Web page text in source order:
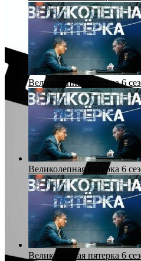
Великолепная пятерка 6
Великолепная пятерка 6
Великолепная пятерка 6